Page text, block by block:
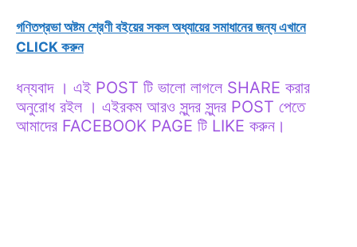
গণিতপ্রভা অষ্টম শ্রেণী বইয়ের সকল অধ্যায়ের সমাধানের জন্য এখানে
CLICK করুন
ধন্যবাদ । এই POST টি ভালো লাগলে SHARE করার
অনুরোধ রইল । এইরকম আরও সুন্দর সুন্দর POST পেতে
আমাদের FACEBOOK PAGE টি LIKE করুন।